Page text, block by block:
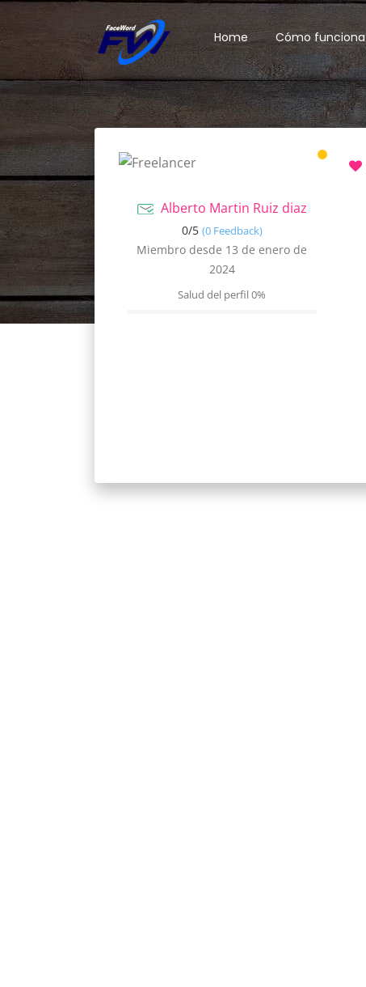
Home Cómo funciona
Alberto Martin Ruiz diaz
0/5 (0 Feedback)
Miembro desde 13 de enero de
2024
Salud del perfil0%